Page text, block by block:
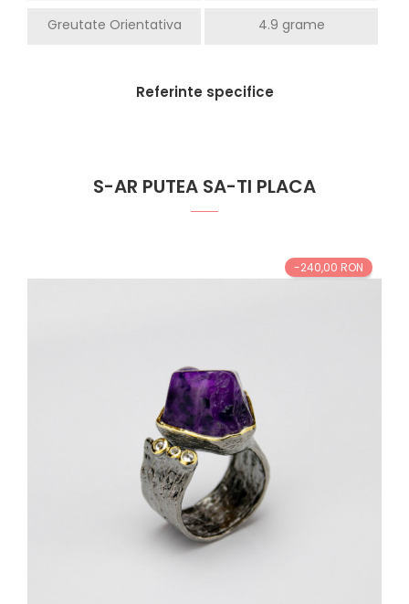
Greutate Orientativa 4.9 grame
Referinte specifice
S-AR PUTEA SA-TI PLACA
-240,00 RON